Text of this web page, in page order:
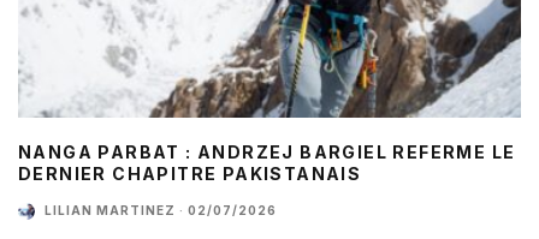
NANGA PARBAT : ANDRZEJ BARGIEL REFERME LE
DERNIER CHAPITRE PAKISTANAIS
LILIAN MARTINEZ · 02/07/2026